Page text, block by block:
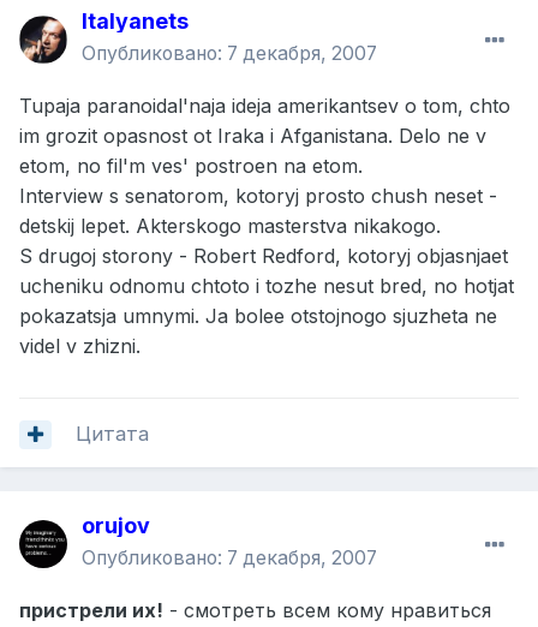
Italyanets
Опубликовано: 7 декабря, 2007
Tupaja paranoidal'naja ideja amerikantsev o tom, chto
im grozit opasnost ot Iraka i Afganistana. Delo ne v
etom, no fil'm ves' postroen na etom.
Interview s senatorom, kotoryj prosto chush neset -
detskij lepet. Akterskogo masterstva nikakogo.
S drugoj storony - Robert Redford, kotoryj objasnjaet
ucheniku odnomu chtoto i tozhe nesut bred, no hotjat
pokazatsja umnymi. Ja bolee otstojnogo sjuzheta ne
videl v zhizni.
Цитата
orujov
Опубликовано: 7 декабря, 2007
пристрели их! - смотреть всем кому нравиться